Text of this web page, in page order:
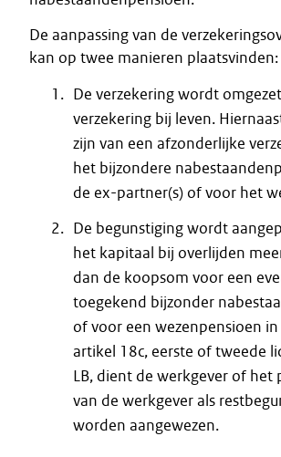
De aanpassing van de
kan op twee manieren plaatsvinden:
De verzekering wordt
verzekering bij leven.
zijn van een afzonderlijke
het bijzondere
de ex-partner(s) of voor het
De begunstiging wordt
het kapitaal bij overlijden
dan de koopsom voor een
toegekend bijzonder
of voor een wezenpensioen in
artikel 18c, eerste of tweede
LB, dient de werkgever of het
van de werkgever als
worden aangewezen.